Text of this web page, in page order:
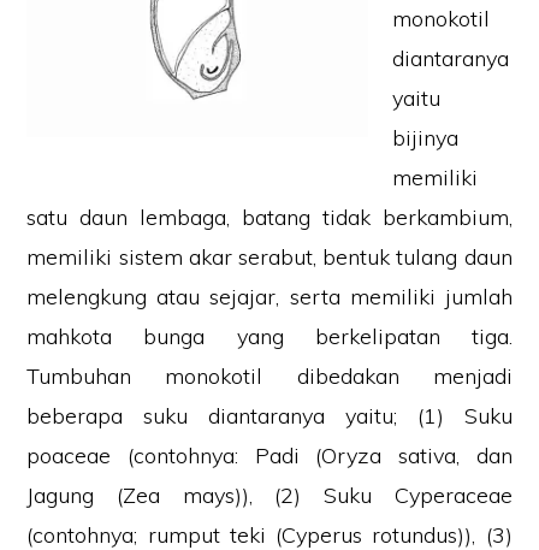
monokotil
diantaranya
yaitu
bijinya
memiliki
satu daun lembaga, batang tidak berkambium,
memiliki sistem akar serabut, bentuk tulang daun
melengkung atau sejajar, serta memiliki jumlah
mahkota bunga yang berkelipatan tiga.
Tumbuhan monokotil dibedakan menjadi
beberapa suku diantaranya yaitu; (1) Suku
poaceae (contohnya: Padi (Oryza sativa, dan
Jagung (Zea mays)), (2) Suku Cyperaceae
(contohnya; rumput teki (Cyperus rotundus)), (3)